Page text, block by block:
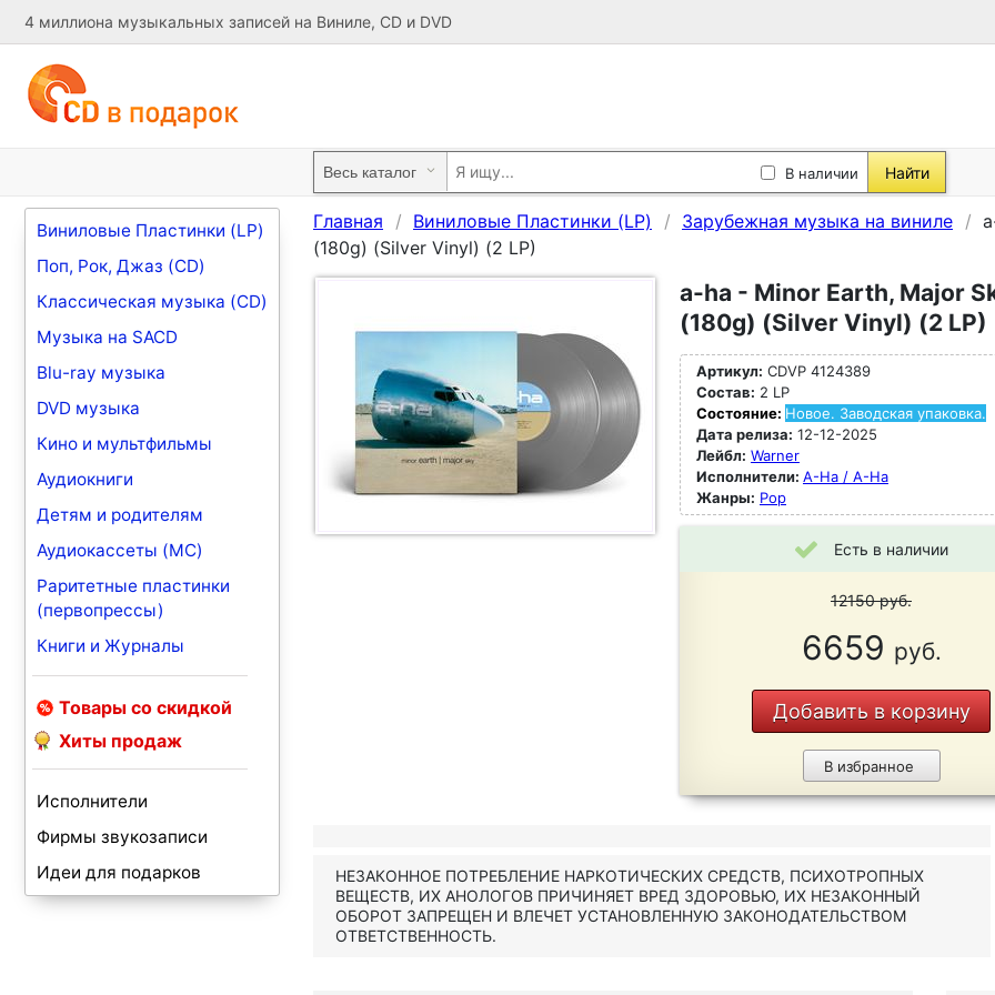
4 миллиона музыкальных записей на Виниле, CD и DVD
В наличии Найти
Виниловые Пластинки (LP)
Поп, Рок, Джаз (CD)
Классическая музыка (CD)
Музыка на SACD
Blu-ray музыка
DVD музыка
Кино и мультфильмы
Аудиокниги
Детям и родителям
Аудиокассеты (MC)
Раритетные пластинки
(первопрессы)
Книги и Журналы
Товары со скидкой
Хиты продаж
Исполнители
Фирмы звукозаписи
Идеи для подарков
Главная Виниловые Пластинки (LP) Зарубежная музыка на виниле
(180g) (Silver Vinyl) (2 LP)
a-ha - Minor Earth, Major
(180g) (Silver Vinyl) (2 LP)
Артикул: CDVP 4124389
Состав: 2 LP
Состояние: Новое. Заводская упаковка.
Дата релиза: 12-12-2025
Лейбл: Warner
Исполнители: A-Ha / A-Ha
Жанры: Pop
Есть в наличии
12150руб.
6659 руб.
Добавить в корзину
В избранное
НЕЗАКОННОЕ ПОТРЕБЛЕНИЕ НАРКОТИЧЕСКИХ СРЕДСТВ, ПСИХОТРОПНЫХ
ВЕЩЕСТВ, ИХ АНОЛОГОВ ПРИЧИНЯЕТ ВРЕД ЗДОРОВЬЮ, ИХ НЕЗАКОННЫЙ
ОБОРОТ ЗАПРЕЩЕН И ВЛЕЧЕТ УСТАНОВЛЕННУЮ ЗАКОНОДАТЕЛЬСТВОМ
ОТВЕТСТВЕННОСТЬ.